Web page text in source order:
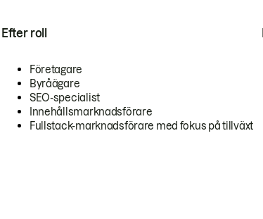
Efter roll
Företagare
Byråägare
SEO-specialist
Innehållsmarknadsförare
Fullstack-marknadsförare med fokus på tillväxt